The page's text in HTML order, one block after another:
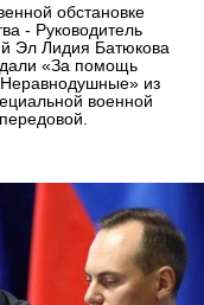
обстановке
- Руководитель
Эл Лидия Батюкова
«За помощь
из
военной